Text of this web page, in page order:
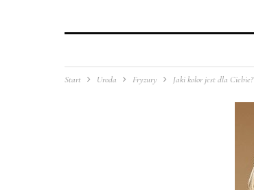
Start Uroda Fryzury Jaki kolor jest dla Ciebie?